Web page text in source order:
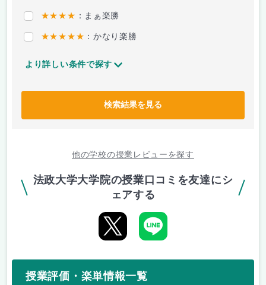
★★★★ ：まぁ楽勝
★★★★★ ：かなり楽勝
より詳しい条件で探す
検索結果を見る
他の学校の授業レビューを探す
法政大学大学院の授業口コミを友達にシ
ェアする
授業評価・楽単情報一覧